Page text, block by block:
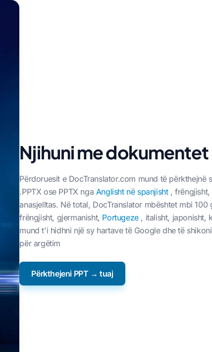
Njihuni me dokumentet
Përdoruesit e DocTranslator.com mund të
.PPTX ose PPTX nga Anglisht në spanjisht, frëngjisht,
anasjelltas. Në total, DocTranslator mbështet mbi
frëngjisht, gjermanisht, Portugeze, italisht, japonisht,
mund t'i hidhni një sy hartave të Google dhe të
për argëtim
Përkthejeni PPT → tuaj